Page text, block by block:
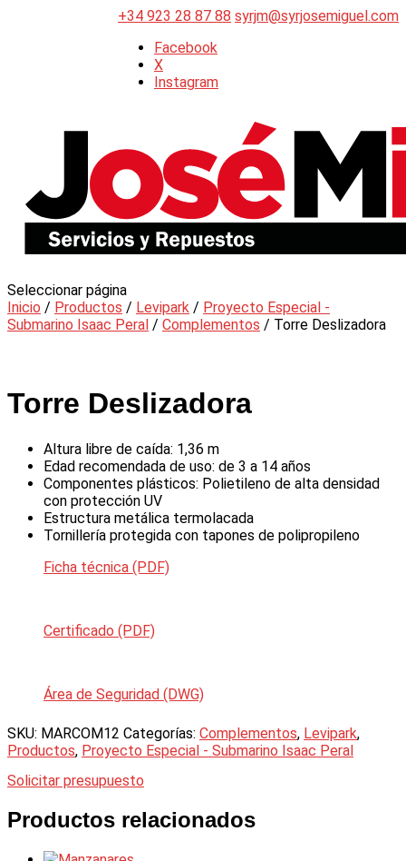
+34 923 28 87 88 syrjm@syrjosemiguel.com
Facebook
X
Instagram
Seleccionar página
Inicio / Productos / Levipark / Proyecto Especial -
Submarino Isaac Peral / Complementos / Torre Deslizadora
Torre Deslizadora
Altura libre de caída: 1,36 m
Edad recomendada de uso: de 3 a 14 años
Componentes plásticos: Polietileno de alta densidad
con protección UV
Estructura metálica termolacada
Tornillería protegida con tapones de polipropileno
Ficha técnica (PDF)
Certificado (PDF)
Área de Seguridad (DWG)
SKU: MARCOM12 Categorías: Complementos, Levipark,
Productos, Proyecto Especial - Submarino Isaac Peral
Solicitar presupuesto
Productos relacionados